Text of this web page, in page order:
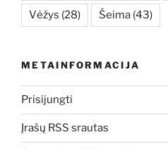
Vėžys (28) Šeima (43)
METAINFORMACIJA
Prisijungti
Įrašų RSS srautas